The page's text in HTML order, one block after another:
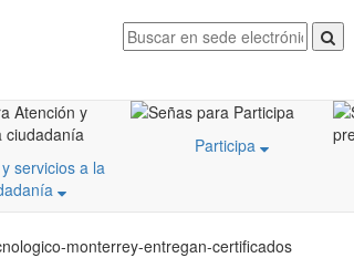
servicios a la
Participa
monterrey-entregan-certificados